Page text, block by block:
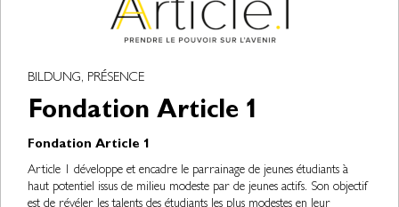
BILDUNG, PRÉSENCE
Fondation Article 1
Fondation Article 1
Article 1 développe et encadre le parrainage de jeunes étudiants à
haut potentiel issus de milieu modeste par de jeunes actifs. Son objectif
est de révéler les talents des étudiants les plus modestes en leur